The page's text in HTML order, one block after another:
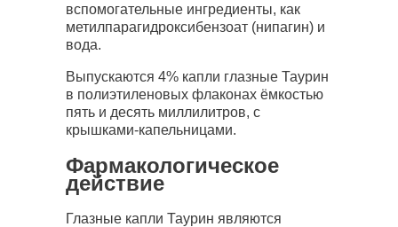
вспомогательные ингредиенты, как
метилпарагидроксибензоат (нипагин) и
вода.
Выпускаются 4% капли глазные Таурин
в полиэтиленовых флаконах ёмкостью
пять и десять миллилитров, с
крышками-капельницами.
Фармакологическое
действие
Глазные капли Таурин являются